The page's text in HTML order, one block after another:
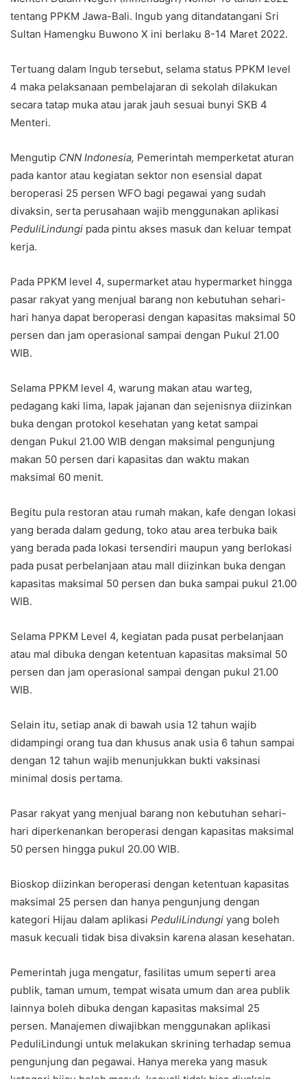
tentang PPKM Jawa-Bali. Ingub yang ditandatangani Sri
Sultan Hamengku Buwono X ini berlaku 8-14 Maret 2022.
Tertuang dalam Ingub tersebut, selama status PPKM level
4 maka pelaksanaan pembelajaran di sekolah dilakukan
secara tatap muka atau jarak jauh sesuai bunyi SKB 4
Menteri.
Mengutip CNN Indonesia, Pemerintah memperketat aturan
pada kantor atau kegiatan sektor non esensial dapat
beroperasi 25 persen WFO bagi pegawai yang sudah
divaksin, serta perusahaan wajib menggunakan aplikasi
PeduliLindungi pada pintu akses masuk dan keluar tempat
kerja.
Pada PPKM level 4, supermarket atau hypermarket hingga
pasar rakyat yang menjual barang non kebutuhan sehari-
hari hanya dapat beroperasi dengan kapasitas maksimal 50
persen dan jam operasional sampai dengan Pukul 21.00
WIB.
Selama PPKM level 4, warung makan atau warteg,
pedagang kaki lima, lapak jajanan dan sejenisnya diizinkan
buka dengan protokol kesehatan yang ketat sampai
dengan Pukul 21.00 WIB dengan maksimal pengunjung
makan 50 persen dari kapasitas dan waktu makan
maksimal 60 menit.
Begitu pula restoran atau rumah makan, kafe dengan lokasi
yang berada dalam gedung, toko atau area terbuka baik
yang berada pada lokasi tersendiri maupun yang berlokasi
pada pusat perbelanjaan atau mall diizinkan buka dengan
kapasitas maksimal 50 persen dan buka sampai pukul 21.00
WIB.
Selama PPKM Level 4, kegiatan pada pusat perbelanjaan
atau mal dibuka dengan ketentuan kapasitas maksimal 50
persen dan jam operasional sampai dengan pukul 21.00
WIB.
Selain itu, setiap anak di bawah usia 12 tahun wajib
didampingi orang tua dan khusus anak usia 6 tahun sampai
dengan 12 tahun wajib menunjukkan bukti vaksinasi
minimal dosis pertama.
Pasar rakyat yang menjual barang non kebutuhan sehari-
hari diperkenankan beroperasi dengan kapasitas maksimal
50 persen hingga pukul 20.00 WIB.
Bioskop diizinkan beroperasi dengan ketentuan kapasitas
maksimal 25 persen dan hanya pengunjung dengan
kategori Hijau dalam aplikasi PeduliLindungi yang boleh
masuk kecuali tidak bisa divaksin karena alasan kesehatan.
Pemerintah juga mengatur, fasilitas umum seperti area
publik, taman umum, tempat wisata umum dan area publik
lainnya boleh dibuka dengan kapasitas maksimal 25
persen. Manajemen diwajibkan menggunakan aplikasi
PeduliLindungi untuk melakukan skrining terhadap semua
pengunjung dan pegawai. Hanya mereka yang masuk